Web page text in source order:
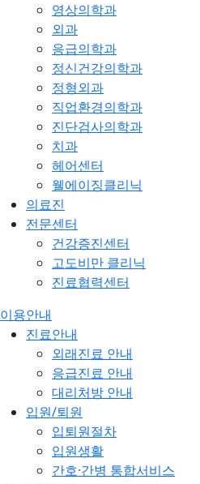
영상의학과
외과
응급의학과
정신건강의학과
정형외과
직업환경의학과
진단검사의학과
치과
헤어센터
웰에이징클리닉
의료진
전문센터
건강증진센터
고도비만 클리닉
진료협력센터
이용안내
진료안내
외래진료 안내
응급진료 안내
대리처방 안내
입원/퇴원
입퇴원절차
입원생활
간호·간병 통합서비스